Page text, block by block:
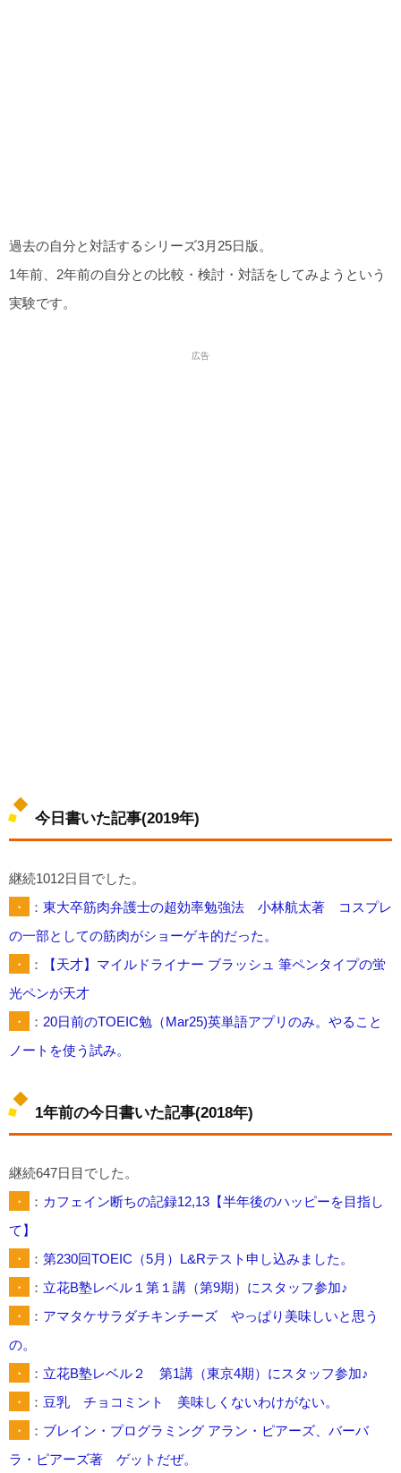
過去の自分と対話するシリーズ3月25日版。
1年前、2年前の自分との比較・検討・対話をしてみようという
実験です。
広告
今日書いた記事(2019年)
継続1012日目でした。
・
： 東大卒筋肉弁護士の超効率勉強法 小林航太著 コスプレ
の一部としての筋肉がショーゲキ的だった。
・
：
【天才】マイルドライナー ブラッシュ 筆ペンタイプの蛍
光ペンが天才
・
： 20日前のTOEIC勉（Mar25)英単語アプリのみ。やること
ノートを使う試み。
1年前の今日書いた記事(2018年)
継続647日目でした。
・
： カフェイン断ちの記録12,13【半年後のハッピーを目指し
て】
・
： 第230回TOEIC（5月）L&Rテスト申し込みました。
・
： 立花B塾レベル１第１講（第9期）にスタッフ参加♪
・
： アマタケサラダチキンチーズ やっぱり美味しいと思う
の。
・
： 立花B塾レベル２ 第1講（東京4期）にスタッフ参加♪
・
： 豆乳 チョコミント 美味しくないわけがない。
・
： ブレイン・プログラミング アラン・ピアーズ、バーバ
ラ・ピアーズ著 ゲットだぜ。